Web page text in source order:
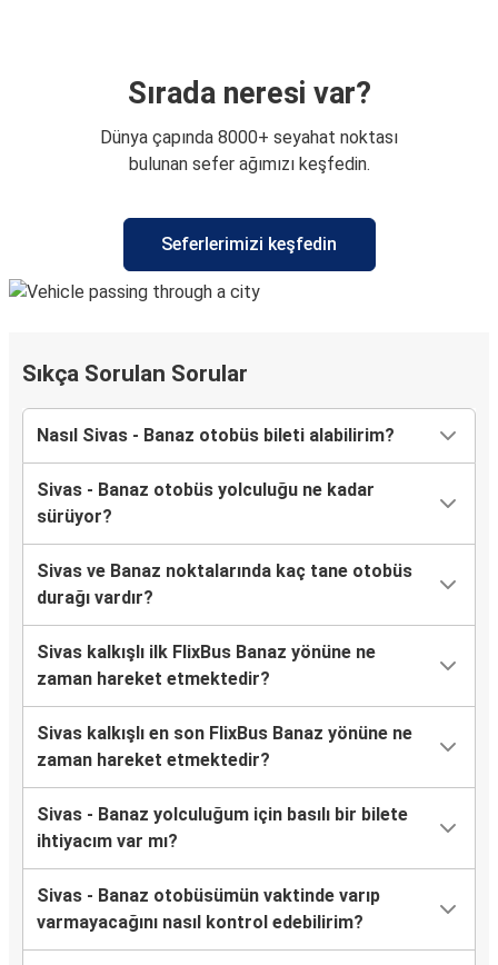
Sırada neresi var?
Dünya çapında 8000+ seyahat noktası
bulunan sefer ağımızı keşfedin.
Seferlerimizi keşfedin
Sıkça Sorulan Sorular
Nasıl Sivas - Banaz otobüs bileti alabilirim?
Sivas - Banaz otobüs yolculuğu ne kadar
sürüyor?
Sivas ve Banaz noktalarında kaç tane otobüs
durağı vardır?
Sivas kalkışlı ilk FlixBus Banaz yönüne ne
zaman hareket etmektedir?
Sivas kalkışlı en son FlixBus Banaz yönüne ne
zaman hareket etmektedir?
Sivas - Banaz yolculuğum için basılı bir bilete
ihtiyacım var mı?
Sivas - Banaz otobüsümün vaktinde varıp
varmayacağını nasıl kontrol edebilirim?